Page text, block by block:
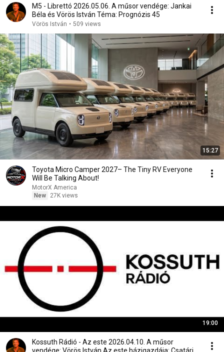
M5 - Librettó 2026.05.06. A műsor vendége: Jankai
Béla és Vörös István Téma: Prognózis 45
Vörös István • 509 views
15:27
Toyota Micro Camper 2027– The Tiny RV Everyone
Will Be Talking About!
MotorX America
New
27K views
19:00
Kossuth Rádió - Az este 2026.04.10. A műsor